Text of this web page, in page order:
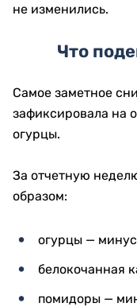
не изменились.
Что
Самое заметное
зафиксировала на
огурцы.
За отчетную
образом:
огурцы —
белокочанная
помидоры —